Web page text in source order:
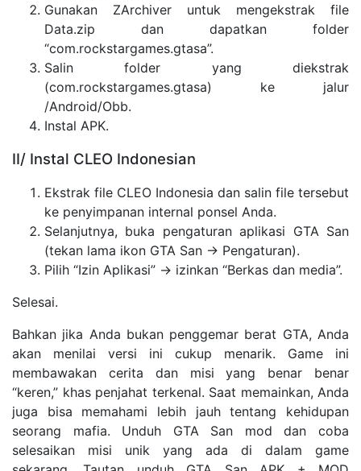
Gunakan ZArchiver untuk mengekstrak file
Data.zip dan dapatkan folder
“com.rockstargames.gtasa”.
Salin folder yang diekstrak
(com.rockstargames.gtasa) ke jalur
/Android/Obb.
Instal APK.
II/ Instal CLEO Indonesian
Ekstrak file CLEO Indonesia dan salin file tersebut
ke penyimpanan internal ponsel Anda.
Selanjutnya, buka pengaturan aplikasi GTA San
(tekan lama ikon GTA San -> Pengaturan).
Pilih “Izin Aplikasi” -> izinkan “Berkas dan media”.
Selesai.
Bahkan jika Anda bukan penggemar berat GTA, Anda
akan menilai versi ini cukup menarik. Game ini
membawakan cerita dan misi yang benar benar
“keren,” khas penjahat terkenal. Saat memainkan, Anda
juga bisa memahami lebih jauh tentang kehidupan
seorang mafia. Unduh GTA San mod dan coba
selesaikan misi unik yang ada di dalam game